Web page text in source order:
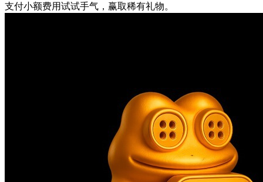
支付小额费用试试手气，赢取稀有礼物。